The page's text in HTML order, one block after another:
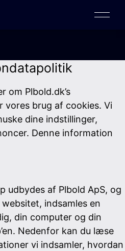
om Plbold.dk’s
vores brug af cookies. Vi
dine indstillinger,
Denne information
udbydes af Plbold ApS, og
indsamles en
din computer og din
Nedenfor kan du læse
vi indsamler, hvordan